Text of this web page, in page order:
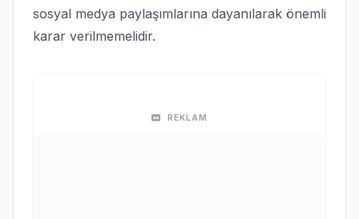
sosyal medya paylaşımlarına dayanılarak önemli
karar verilmemelidir.
REKLAM